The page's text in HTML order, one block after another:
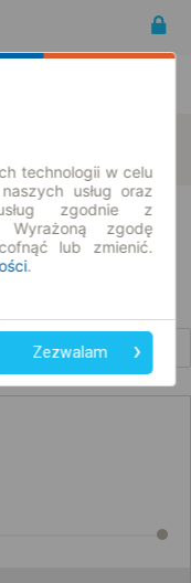
technologii w celu
usług oraz
zgodnie z
Wyrażoną zgodę
lub zmienić.
.
Zezwalam